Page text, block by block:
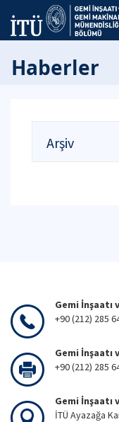
Haberler
Arşiv
Gemi İnşaatı
+90 (212) 285
Gemi İnşaatı
+90 (212) 285
Gemi İnşaatı
İTÜ Ayazağa